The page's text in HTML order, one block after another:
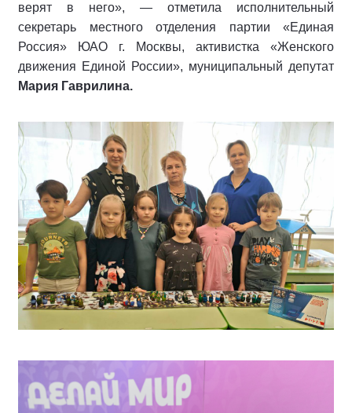
верят в него», — отметила исполнительный
секретарь местного отделения партии «Единая
Россия» ЮАО г. Москвы, активистка «Женского
движения Единой России», муниципальный депутат
Мария Гаврилина.